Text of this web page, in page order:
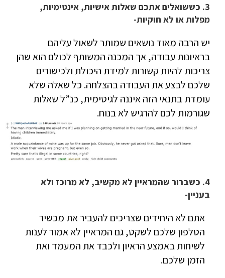
3. כששואלים אתכם שאלות אישיות, אינטימיות,
מפלות או לא חוקיות-
יש הרבה מאוד נושאים שמותר לשאול עליהם
בראיונות עבודה, אך המכנה המשותף לכולם הוא שהן
צריכות להיות קשורות למידת היכולת ולכישורים
שלכם לבצע את העבודה בהצלחה. כל שאלה שלא
עומדת בתנאי הזה איננה לגיטימית, כנ”ל שאלות
שגורמות לכם להרגיש לא בנוח.
4. כשברור שהמראיין לא מקשיב, לא מרוכז ולא
בעניין-
אתם לא היחידים שצריכים להעביר את מכשיר
הטלפון שלכם לשקט, גם המראיין לא אמור לענות
לשיחות באמצע הראיון ולכבד את המעמד ואת
הזמן שלכם.